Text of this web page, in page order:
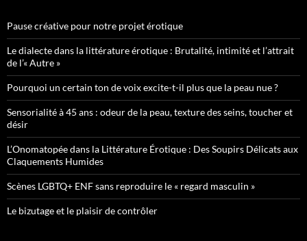
Pause créative pour notre projet érotique
Le dialecte dans la littérature érotique : Brutalité, intimité et l’attrait
de l’« Autre »
Pourquoi un certain ton de voix excite-t-il plus que la peau nue ?
Sensorialité à 45 ans : odeur de la peau, texture des seins, toucher et
désir
L’Onomatopée dans la Littérature Érotique : Des Soupirs Délicats aux
Claquements Humides
Scènes LGBTQ+ ENF sans reproduire le « regard masculin »
Le bizutage et le plaisir de contrôler